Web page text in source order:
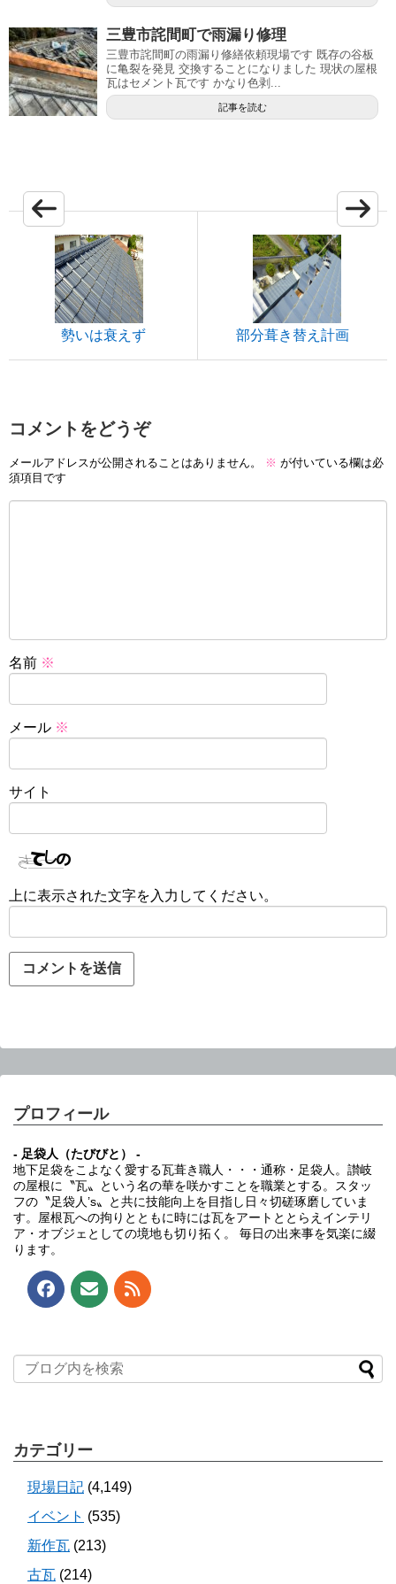
三豊市詫間町で雨漏り修理
三豊市詫間町の雨漏り修繕依頼現場です 既存の谷板
に亀裂を発見 交換することになりました 現状の屋根
瓦はセメント瓦です かなり色剥...
記事を読む
勢いは衰えず 部分葺き替え計画
コメントをどうぞ
メールアドレスが公開されることはありません。 ※ が付いている欄は必
須項目です
名前 ※
メール ※
サイト
上に表示された文字を入力してください。
プロフィール
- 足袋人（たびびと） -
地下足袋をこよなく愛する瓦葺き職人・・・通称・足袋人。讃岐
の屋根に〝瓦〟という名の華を咲かすことを職業とする。スタッ
フの〝足袋人’s〟と共に技能向上を目指し日々切磋琢磨していま
す。屋根瓦への拘りとともに時には瓦をアートととらえインテリ
ア・オブジェとしての境地も切り拓く。 毎日の出来事を気楽に綴
ります。
カテゴリー
現場日記 (4,149)
イベント (535)
新作瓦 (213)
古瓦 (214)